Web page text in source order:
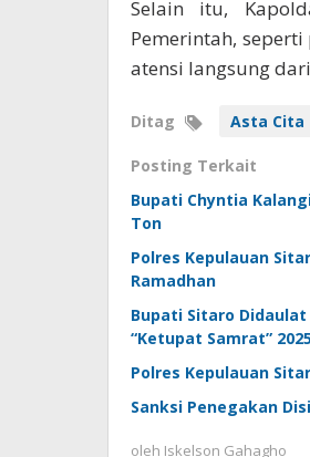
Selain itu,
Pemerintah,
atensi langsung
Ditag Asta Cita
Posting Terkait
Bupati Chyntia
Ton
Polres Kepulauan
Ramadhan
Bupati Sitaro
“Ketupat Samrat”
Polres Kepulauan
Sanksi Penegakan
oleh Iskelson Gahagho